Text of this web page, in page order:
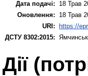
Дата подачі:
18 Трав
Оновлення:
18 Трав
URI:
https://
ДСТУ 8302:2015:
Дії